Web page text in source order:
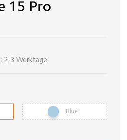
15 Pro
2-3 Werktage
Blue